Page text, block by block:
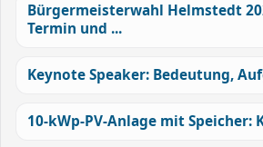
Bürgermeisterwahl Helmstedt
Termin und ...
Keynote Speaker: Bedeutung,
10-kWp-PV-Anlage mit Speicher: